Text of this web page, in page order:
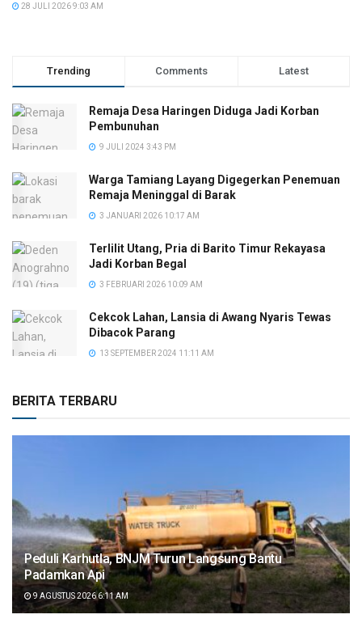
28 JULI 2026 9:03 AM
Trending Comments Latest
Remaja Desa Haringen Diduga Jadi Korban
Pembunuhan
9 JULI 2024 3:43 PM
Warga Tamiang Layang Digegerkan Penemuan
Remaja Meninggal di Barak
3 JANUARI 2026 10:17 AM
Terlilit Utang, Pria di Barito Timur Rekayasa
Jadi Korban Begal
3 FEBRUARI 2026 10:09 AM
Cekcok Lahan, Lansia di Awang Nyaris Tewas
Dibacok Parang
13 SEPTEMBER 2024 11:11 AM
BERITA TERBARU
Peduli Karhutla, BNJM Turun Langsung Bantu
Padamkan Api
9 AGUSTUS 2026 6:11 AM